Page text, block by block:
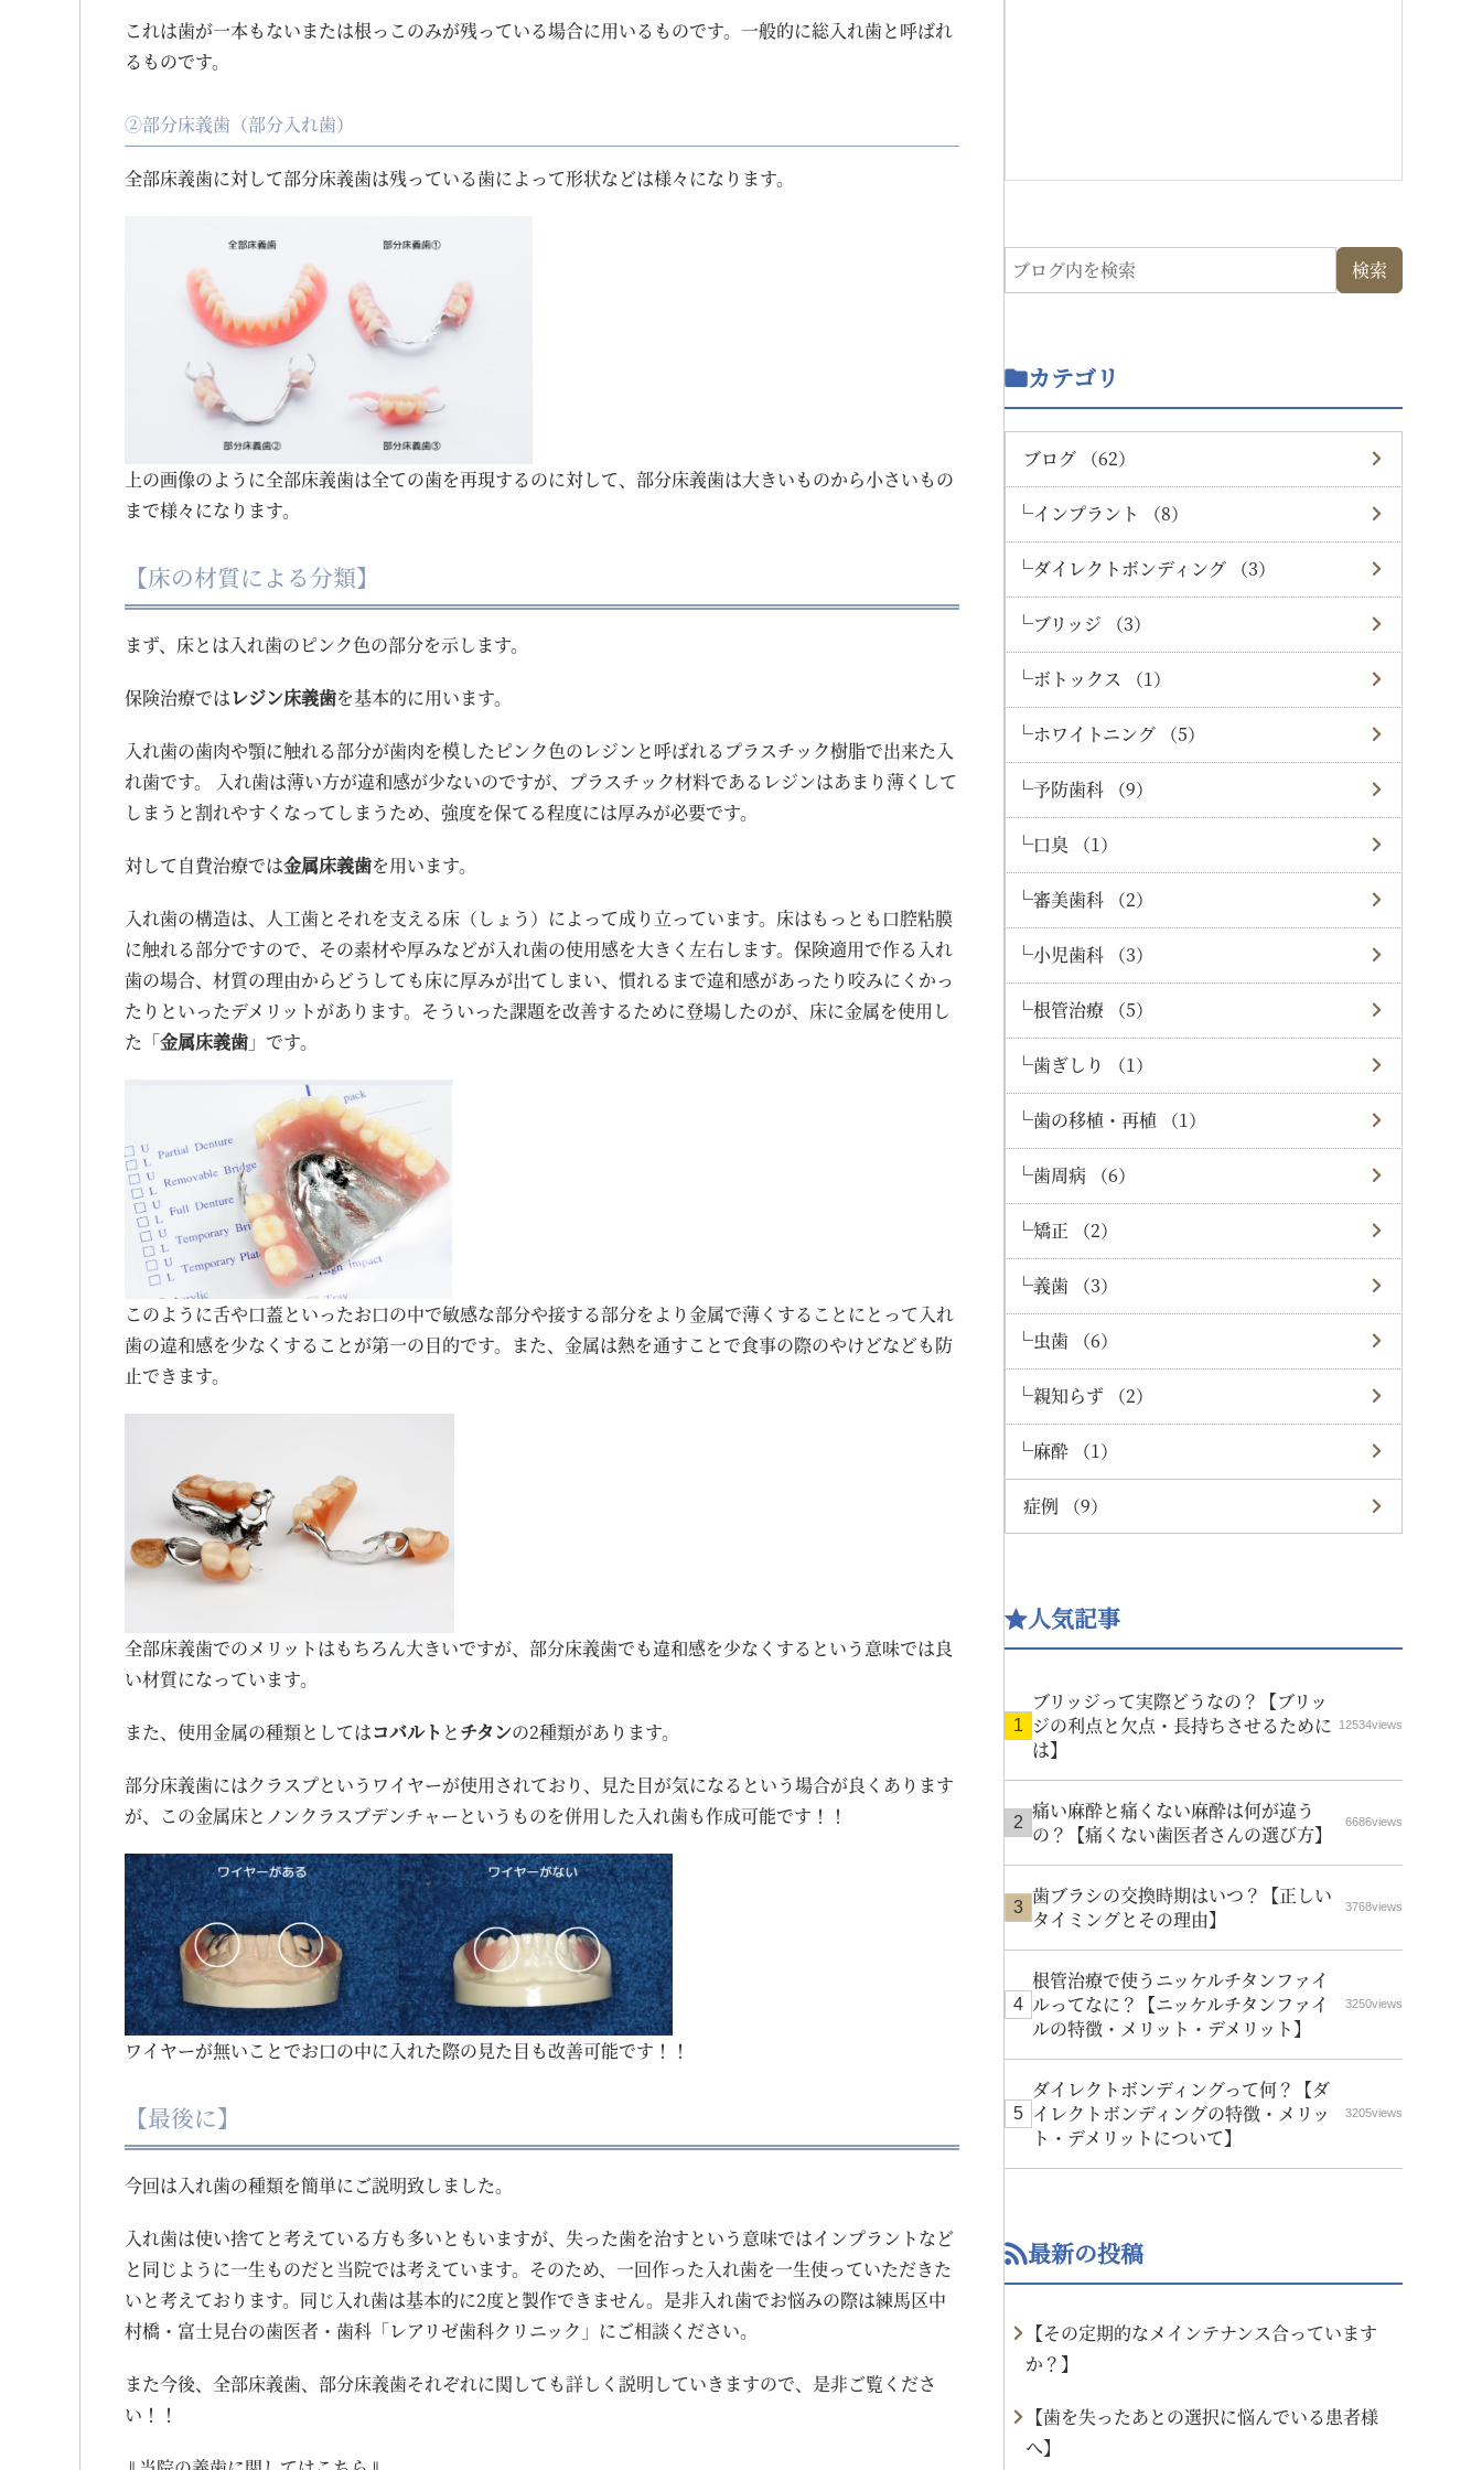
これは歯が一本もないまたは根っこのみが残っている場合に用いるものです。一般的に総入れ歯と呼ばれ
るものです。
②部分床義歯（部分入れ歯）
全部床義歯に対して部分床義歯は残っている歯によって形状などは様々になります。
上の画像のように全部床義歯は全ての歯を再現するのに対して、部分床義歯は大きいものから小さいもの
まで様々になります。
【床の材質による分類】
まず、床とは入れ歯のピンク色の部分を示します。
保険治療ではレジン床義歯を基本的に用います。
入れ歯の歯肉や顎に触れる部分が歯肉を模したピンク色のレジンと呼ばれるプラスチック樹脂で出来た入
れ歯です。 入れ歯は薄い方が違和感が少ないのですが、プラスチック材料であるレジンはあまり薄くして
しまうと割れやすくなってしまうため、強度を保てる程度には厚みが必要です。
対して自費治療では金属床義歯を用います。
入れ歯の構造は、人工歯とそれを支える床（しょう）によって成り立っています。床はもっとも口腔粘膜
に触れる部分ですので、その素材や厚みなどが入れ歯の使用感を大きく左右します。保険適用で作る入れ
歯の場合、材質の理由からどうしても床に厚みが出てしまい、慣れるまで違和感があったり咬みにくかっ
たりといったデメリットがあります。そういった課題を改善するために登場したのが、床に金属を使用し
た「金属床義歯 」です。
このように舌や口蓋といったお口の中で敏感な部分や接する部分をより金属で薄くすることにとって入れ
歯の違和感を少なくすることが第一の目的です。また、金属は熱を通すことで食事の際のやけどなども防
止できます。
全部床義歯でのメリットはもちろん大きいですが、部分床義歯でも違和感を少なくするという意味では良
い材質になっています。
また、使用金属の種類としてはコバルト とチタンの2種類があります。
部分床義歯にはクラスプというワイヤーが使用されており、見た目が気になるという場合が良くあります
が、この金属床とノンクラスプデンチャーというものを併用した入れ歯も作成可能です！！
ワイヤーが無いことでお口の中に入れた際の見た目も改善可能です！！
【最後に】
今回は入れ歯の種類を簡単にご説明致しました。
入れ歯は使い捨てと考えている方も多いともいますが、失った歯を治すという意味ではインプラントなど
と同じように一生ものだと当院では考えています。そのため、一回作った入れ歯を一生使っていただきた
いと考えております。同じ入れ歯は基本的に2度と製作できません。是非入れ歯でお悩みの際は練馬区中
村橋・富士見台の歯医者・歯科「レアリゼ歯科クリニック」にご相談ください。
また今後、全部床義歯、部分床義歯それぞれに関しても詳しく説明していきますので、是非ご覧くださ
い！！
カテゴリ
ブログ （62）
インプラント （8）
ダイレクトボンディング （3）
ブリッジ （3）
ボトックス （1）
ホワイトニング （5）
予防歯科 （9）
口臭 （1）
審美歯科 （2）
小児歯科 （3）
根管治療 （5）
歯ぎしり （1）
歯の移植・再植 （1）
歯周病 （6）
矯正 （2）
義歯 （3）
虫歯 （6）
親知らず （2）
麻酔 （1）
症例 （9）
人気記事
ブリッジって実際どうなの？【ブリッ
ジの利点と欠点・長持ちさせるために
は】
12534views
痛い麻酔と痛くない麻酔は何が違う
の？【痛くない歯医者さんの選び方】
6686views
歯ブラシの交換時期はいつ？【正しい
タイミングとその理由】
3768views
根管治療で使うニッケルチタンファイ
ルってなに？【ニッケルチタンファイ
ルの特徴・メリット・デメリット】
3250views
ダイレクトボンディングって何？【ダ
イレクトボンディングの特徴・メリッ
ト・デメリットについて】
3205views
最新の投稿
【その定期的なメインテナンス合っています
か？】
【歯を失ったあとの選択に悩んでいる患者様
へ】